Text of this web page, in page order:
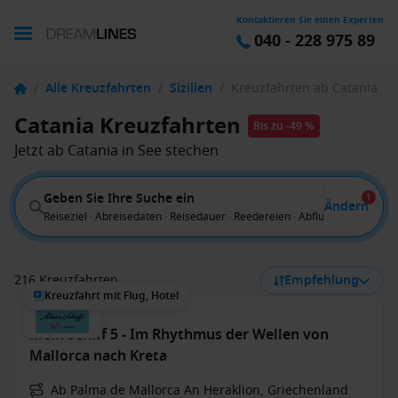
Kontaktieren Sie einen Experten
040 - 228 975 89
/ Alle Kreuzfahrten / Sizilien / Kreuzfahrten ab Catania
Catania Kreuzfahrten Bis zu -49 %
Jetzt ab Catania in See stechen
Geben Sie Ihre Suche ein
Reiseziel · Abreisedaten · Reisedauer · Reedereien · Abflug von
Ändern
1
216 Kreuzfahrten Empfehlung
Kreuzfahrt mit Flug, Hotel
Mein Schiff 5 - Im Rhythmus der Wellen von
Mallorca nach Kreta
Ab Palma de Mallorca An Heraklion, Griechenland